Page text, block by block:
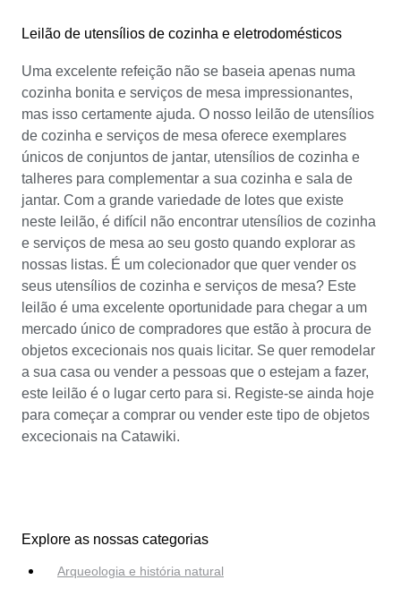
Leilão de utensílios de cozinha e eletrodomésticos
Uma excelente refeição não se baseia apenas numa
cozinha bonita e serviços de mesa impressionantes,
mas isso certamente ajuda. O nosso leilão de utensílios
de cozinha e serviços de mesa oferece exemplares
únicos de conjuntos de jantar, utensílios de cozinha e
talheres para complementar a sua cozinha e sala de
jantar. Com a grande variedade de lotes que existe
neste leilão, é difícil não encontrar utensílios de cozinha
e serviços de mesa ao seu gosto quando explorar as
nossas listas. É um colecionador que quer vender os
seus utensílios de cozinha e serviços de mesa? Este
leilão é uma excelente oportunidade para chegar a um
mercado único de compradores que estão à procura de
objetos excecionais nos quais licitar. Se quer remodelar
a sua casa ou vender a pessoas que o estejam a fazer,
este leilão é o lugar certo para si. Registe-se ainda hoje
para começar a comprar ou vender este tipo de objetos
excecionais na Catawiki.
Explore as nossas categorias
Arqueologia e história natural